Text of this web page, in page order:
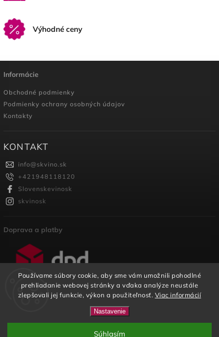
Používame súbory cookie, aby sme vám umožnili pohodlné
prehliadanie webovej stránky a vďaka analýze neustále
zlepšovali jej funkcie, výkon a použiteľnosť. Viac informácií
Nastavenie
Súhlasím
U nás nájdete širokú ponuku SK vinárstiev na jednom
mieste a za skvelé ceny.
Výhodné ceny
Informácie
Obchodné podmienky
Podmienky ochrany osobných údajov
Kontakty
KONTAKT
info@skvino.sk
+421948118120
Slovenskevinosk
skvinosk
Doprava a platby
Shoptet| DesignShoptak.cz.